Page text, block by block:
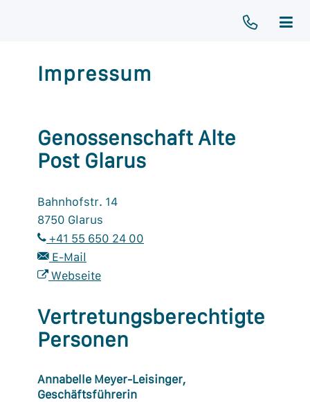
Impressum
Genossenschaft Alte
Post Glarus
Bahnhofstr. 14
8750 Glarus
+41 55 650 24 00
E-Mail
Webseite
Vertretungsberechtigte
Personen
Annabelle Meyer-Leisinger,
Geschäftsführerin